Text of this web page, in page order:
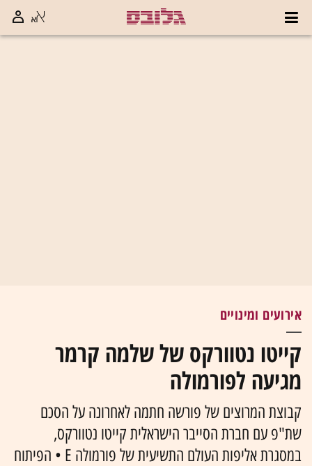
אירועים ומינויים
קייטו נטוורקס של שלמה קרמר
מגיעה לפורמולה
קבוצת המרוצים של פורשה חתמה לאחרונה על הסכם
שת"פ עם חברת הסייבר הישראלית קייטו נטוורקס,
במסגרת אליפות העולם התשיעית של פורמולה E • הפיתוח